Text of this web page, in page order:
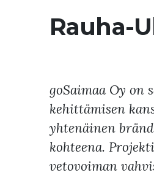
Rauha-
goSaimaa Oy on
kehittämisen
yhtenäinen
kohteena.
vetovoiman